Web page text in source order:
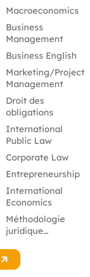
Macroeconomics
Business
Management
Business English
Marketing/Project
Management
Droit des
obligations
International
Public Law
Corporate Law
Entrepreneurship
International
Economics
Méthodologie
juridique…